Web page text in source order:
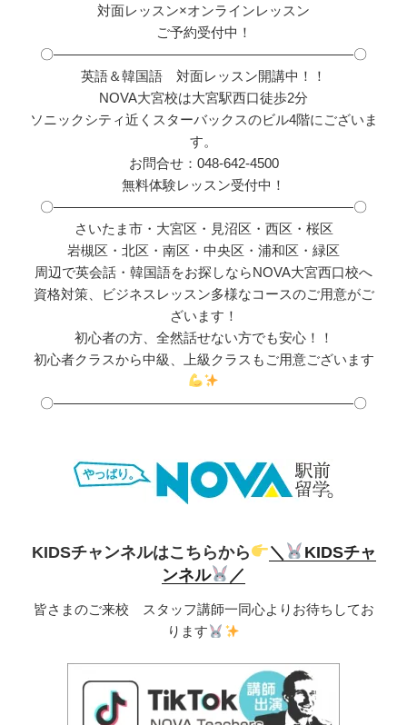
対面レッスン×オンラインレッスン
ご予約受付中！
〇――――――――――――――――――――――〇
英語＆韓国語 対面レッスン開講中！！
NOVA大宮校は大宮駅西口徒歩2分
ソニックシティ近くスターバックスのビル4階にございま
す。
お問合せ：048-642-4500
無料体験レッスン受付中！
〇――――――――――――――――――――――〇
さいたま市・大宮区・見沼区・西区・桜区
岩槻区・北区・南区・中央区・浦和区・緑区
周辺で英会話・韓国語をお探しならNOVA大宮西口校へ
資格対策、ビジネスレッスン多様なコースのご用意がご
ざいます！
初心者の方、全然話せない方でも安心！！
初心者クラスから中級、上級クラスもご用意ございます
〇――――――――――――――――――――――〇
KIDSチャンネルはこちらから ＼
KIDSチャ
ンネル
／
皆さまのご来校 スタッフ講師一同心よりお待ちしてお
ります